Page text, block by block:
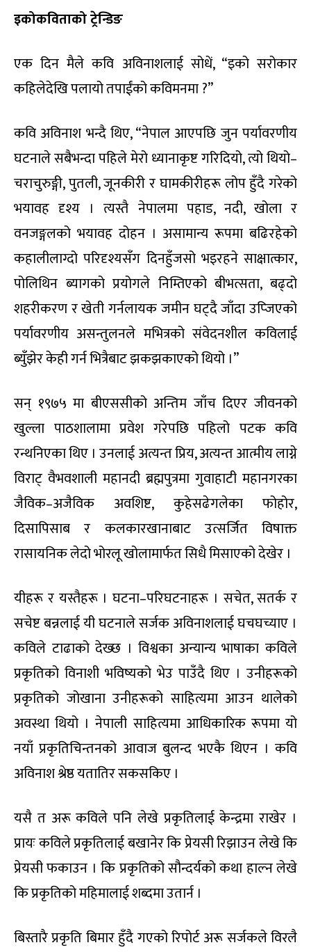
इकोकविताको ट्रेन्डिङ
एक दिन मैले कवि अविनाशलाई सोधें, “इको सरोकार
कहिलेदेखि पलायो तपाईंको कविमनमा ?”
कवि अविनाश भन्दै थिए, “नेपाल आएपछि जुन पर्यावरणीय
घटनाले सबैभन्दा पहिले मेरो ध्यानाकृष्ट गरिदियो, त्यो थियो–
चराचुरुङ्गी, पुतली, जूनकीरी र घामकीरीहरू लोप हुँदै गरेको
भयावह दृश्य । त्यस्तै नेपालमा पहाड, नदी, खोला र
वनजङ्गलको भयावह दोहन । असामान्य रूपमा बढिरहेको
कहालीलाग्दो परिदृश्यसँग दिनहुँजसो भइरहने साक्षात्कार,
पोलिथिन ब्यागको प्रयोगले निम्तिएको बीभत्सता, बढ्दो
शहरीकरण र खेती गर्नलायक जमीन घट्दै जाँदा उप्जिएको
पर्यावरणीय असन्तुलनले मभित्रको संवेदनशील कविलाई
ब्युँझेर केही गर्न भित्रैबाट झकझकाएको थियो ।”
सन् १९७५ मा बीएससीको अन्तिम जाँच दिएर जीवनको
खुल्ला पाठशालामा प्रवेश गरेपछि पहिलो पटक कवि
रन्थनिएका थिए । उनलाई अत्यन्त प्रिय, अत्यन्त आत्मीय लाग्ने
विराट् वैभवशाली महानदी ब्रह्मपुत्रमा गुवाहाटी महानगरका
जैविक–अजैविक अवशिष्ट, कुहेसढेगलेका फोहोर,
दिसापिसाब र कलकारखानाबाट उत्सर्जित विषाक्त
रासायनिक लेदो भोरलू खोलामार्फत सिधै मिसाएको देखेर ।
यीहरू र यस्तैहरू । घटना–परिघटनाहरू । सचेत, सतर्क र
सचेष्ट बन्नलाई यी घटनाले सर्जक अविनाशलाई घचघच्याए ।
कविले टाढाको देख्छ । विश्वका अन्यान्य भाषाका कविले
प्रकृतिको विनाशी भविष्यको भेउ पाउँदै थिए । उनीहरूको
प्रकृतिको जोखाना उनीहरूको साहित्यमा आउन थालेको
अवस्था थियो । नेपाली साहित्यमा आधिकारिक रूपमा यो
नयाँ प्रकृतिचिन्तनको आवाज बुलन्द भएकै थिएन । कवि
अविनाश श्रेष्ठ यतातिर सकसकिए ।
यसै त अरू कविले पनि लेखे प्रकृतिलाई केन्द्रमा राखेर ।
प्रायः कविले प्रकृतिलाई बखानेर कि प्रेयसी रिझाउन लेखे कि
प्रेयसी फकाउन । कि प्रकृतिको सौन्दर्यको कथा हाल्न लेखे
कि प्रकृतिको महिमालाई शब्दमा उतार्न ।
बिस्तारै प्रकृति बिमार हुँदै गएको रिपोर्ट अरू सर्जकले विरलै